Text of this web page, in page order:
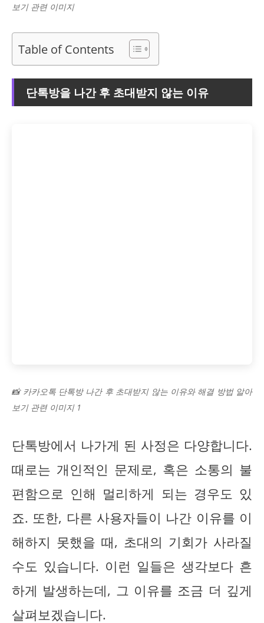
보기 관련 이미지
Table of Contents
단톡방을 나간 후 초대받지 않는 이유
📸 카카오톡 단톡방 나간 후 초대받지 않는 이유와 해결 방법 알아
보기 관련 이미지 1
단톡방에서 나가게 된 사정은 다양합니다.
때로는 개인적인 문제로, 혹은 소통의 불
편함으로 인해 멀리하게 되는 경우도 있
죠. 또한, 다른 사용자들이 나간 이유를 이
해하지 못했을 때, 초대의 기회가 사라질
수도 있습니다. 이런 일들은 생각보다 흔
하게 발생하는데, 그 이유를 조금 더 깊게
살펴보겠습니다.